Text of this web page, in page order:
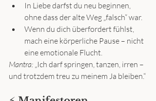
In Liebe darfst du neu beginnen,
ohne dass der alte Weg „falsch“ war.
Wenn du dich überfordert fühlst,
mach eine körperliche Pause – nicht
eine emotionale Flucht.
Mantra: „Ich darf springen, tanzen, irren –
und trotzdem treu zu meinem Ja bleiben.“